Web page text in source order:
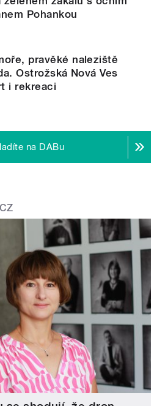
Pohankou
pravěké naleziště
Ostrožská Nová Ves
i rekreaci
na DABu